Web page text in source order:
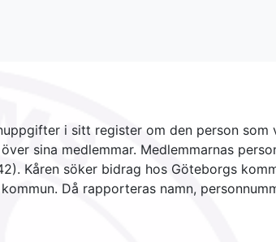
i sitt register om den person som
sina medlemmar. Medlemmarnas
Kåren söker bidrag hos Göteborgs
Då rapporteras namn,